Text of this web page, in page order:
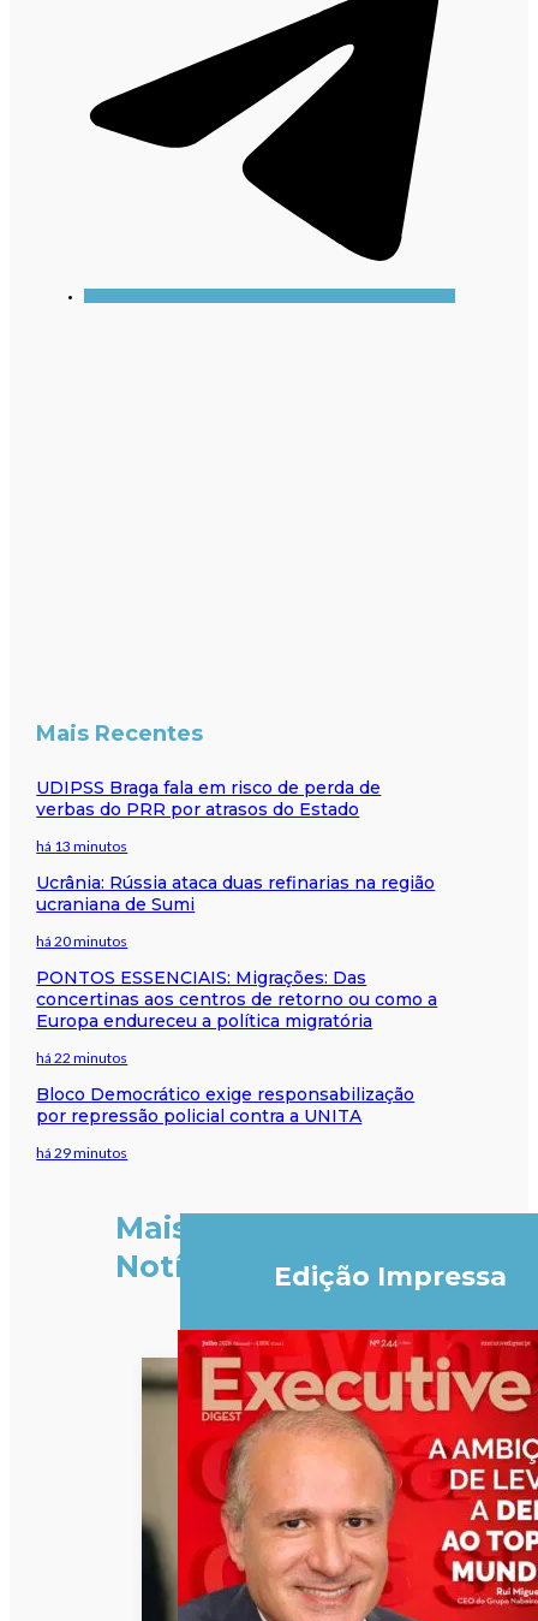
Mais Recentes
UDIPSS Braga fala em risco de perda de
verbas do PRR por atrasos do Estado
há 13 minutos
Ucrânia: Rússia ataca duas refinarias na região
ucraniana de Sumi
há 20 minutos
PONTOS ESSENCIAIS: Migrações: Das
concertinas aos centros de retorno ou como a
Europa endureceu a política migratória
há 22 minutos
Bloco Democrático exige responsabilização
por repressão policial contra a UNITA
há 29 minutos
Mais
Notícias
Edição Impressa